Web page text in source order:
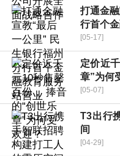
打通金
行首个
[05-17]
定价近
章”为何
[05-07]
T3出行
间
[04-29]